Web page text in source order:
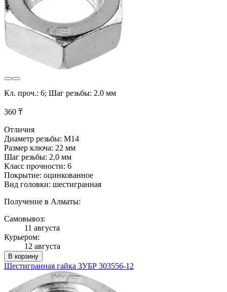
Кл. проч.: 6; Шаг резьбы: 2.0 мм
360 ₸
Отличия
Диаметр резьбы: М14
Размер ключа: 22 мм
Шаг резьбы: 2,0 мм
Класс прочности: 6
Покрытие: оцинкованное
Вид головки: шестигранная
Получение в Алматы:
Самовывоз:
11 августа
Курьером:
12 августа
В корзину
Шестигранная гайка ЗУБР 303556-12